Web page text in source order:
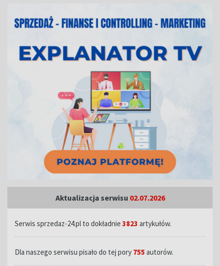
Aktualizacja serwisu 02.07.2026
Serwis sprzedaz-24.pl to dokładnie 3823 artykułów.
Dla naszego serwisu pisało do tej pory 755 autorów.